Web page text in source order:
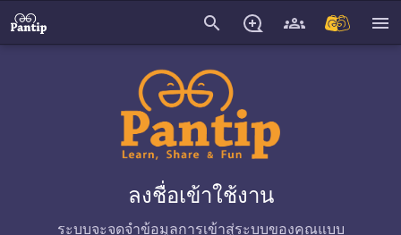
search menu
ลงชื่อเข้าใช้งาน
ระบบจะจดจำข้อมูลการเข้าสู่ระบบของคุณแบบ